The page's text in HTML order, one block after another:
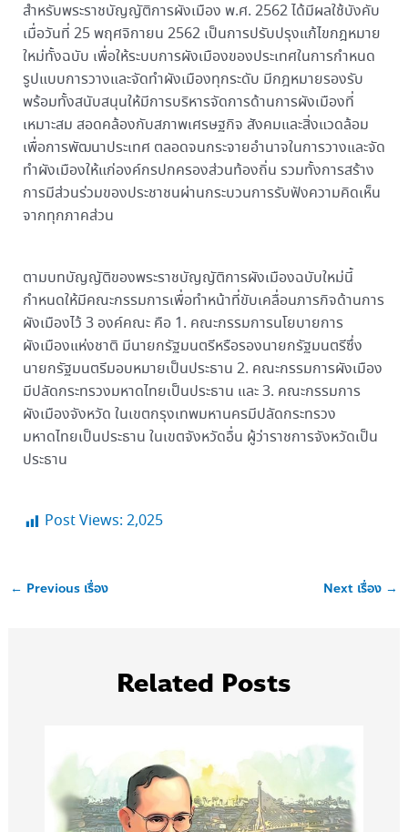
สำหรับพระราชบัญญัติการผังเมือง พ.ศ. 2562 ได้มีผลใช้บังคับ
เมื่อวันที่ 25 พฤศจิกายน 2562 เป็นการปรับปรุงแก้ไขกฎหมาย
ใหม่ทั้งฉบับ เพื่อให้ระบบการผังเมืองของประเทศในการกำหนด
รูปแบบการวางและจัดทำผังเมืองทุกระดับ มีกฎหมายรองรับ
พร้อมทั้งสนับสนุนให้มีการบริหารจัดการด้านการผังเมืองที่
เหมาะสม สอดคล้องกับสภาพเศรษฐกิจ สังคมและสิ่งแวดล้อม
เพื่อการพัฒนาประเทศ ตลอดจนกระจายอำนาจในการวางและจัด
ทำผังเมืองให้แก่องค์กรปกครองส่วนท้องถิ่น รวมทั้งการสร้าง
การมีส่วนร่วมของประชาชนผ่านกระบวนการรับฟังความคิดเห็น
จากทุกภาคส่วน
ตามบทบัญญัติของพระราชบัญญัติการผังเมืองฉบับใหม่นี้
กำหนดให้มีคณะกรรมการเพื่อทำหน้าที่ขับเคลื่อนภารกิจด้านการ
ผังเมืองไว้ 3 องค์คณะ คือ 1. คณะกรรมการนโยบายการ
ผังเมืองแห่งชาติ มีนายกรัฐมนตรีหรือรองนายกรัฐมนตรีซึ่ง
นายกรัฐมนตรีมอบหมายเป็นประธาน 2. คณะกรรมการผังเมือง
มีปลัดกระทรวงมหาดไทยเป็นประธาน และ 3. คณะกรรมการ
ผังเมืองจังหวัด ในเขตกรุงเทพมหานครมีปลัดกระทรวง
มหาดไทยเป็นประธาน ในเขตจังหวัดอื่น ผู้ว่าราชการจังหวัดเป็น
ประธาน
Post Views: 2,025
← Previous เรื่อง Next เรื่อง →
Related Posts